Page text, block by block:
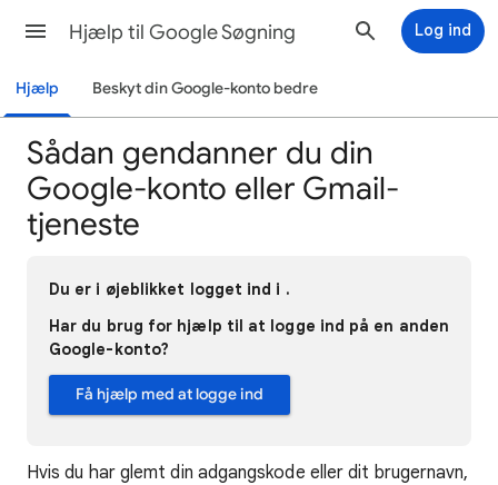
Hjælp til Google Søgning Log ind
Hjælp Beskyt din Google-konto bedre
Sådan gendanner du din
Google-konto eller Gmail-
tjeneste
Du er i øjeblikket logget ind i .
Har du brug for hjælp til at logge ind på en anden
Google-konto?
Få hjælp med at logge ind
Hvis du har glemt din adgangskode eller dit brugernavn,